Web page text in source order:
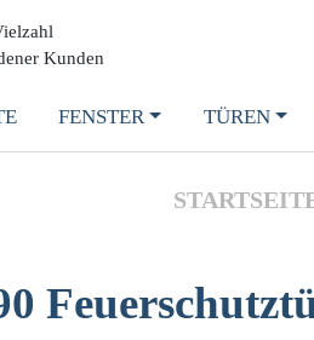
Kunden
FENSTER TÜREN